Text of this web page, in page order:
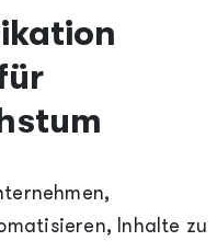
Inhalte zu